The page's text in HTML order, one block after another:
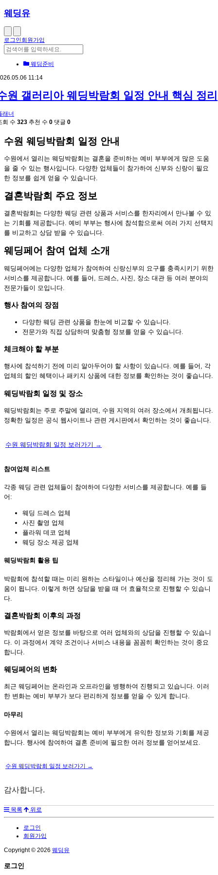
웨딩유
로그인회원가입
웨딩준비
11:14
원 갤러리아 웨딩박람회 일정 안내 핵심 정리
래너
회 수 323 추천 수 0 댓글 0
수원 웨딩박람회 일정 안내
수원에서 열리는 웨딩박람회는 결혼을 준비하는 예비 부부에게 많은 도움
을 줄 수 있는 행사입니다. 다양한 업체들이 참가하여 신부와 신랑이 필요
한 정보를 쉽게 얻을 수 있습니다.
결혼박람회 주요 정보
결혼박람회는 다양한 웨딩 관련 상품과 서비스를 한자리에서 만나볼 수 있
는 기회를 제공합니다. 예비 부부는 행사에 참석함으로써 여러 가지 선택지
를 비교하고 상담 받을 수 있습니다.
웨딩페어 참여 업체 소개
웨딩페어에는 다양한 업체가 참여하여 신랑신부의 요구를 충족시키기 위한
서비스를 제공합니다. 예를 들어, 드레스, 사진, 장소 대관 등 여러 분야의
전문가들이 모입니다.
행사 참여의 장점
다양한 웨딩 관련 상품을 한눈에 비교할 수 있습니다.
전문가와 직접 상담하며 맞춤형 정보를 얻을 수 있습니다.
체크해야 할 부분
행사에 참석하기 전에 미리 알아두어야 할 사항이 있습니다. 예를 들어, 각
업체의 할인 혜택이나 패키지 상품에 대한 정보를 확인하는 것이 좋습니다.
웨딩박람회 일정 및 장소
웨딩박람회는 주로 주말에 열리며, 수원 지역의 여러 장소에서 개최됩니다.
정확한 일정은 공식 웹사이트나 관련 게시판에서 확인하는 것이 좋습니다.
수원 웨딩박람회 일정 보러가기 →
참여업체 리스트
각종 웨딩 관련 업체들이 참여하여 다양한 서비스를 제공합니다. 예를 들
어:
웨딩 드레스 업체
사진 촬영 업체
플라워 데코 업체
웨딩 장소 제공 업체
웨딩박람회 활용 팁
박람회에 참석할 때는 미리 원하는 스타일이나 예산을 정리해 가는 것이 도
움이 됩니다. 이렇게 하면 상담을 받을 때 더 효율적으로 진행할 수 있습니
다.
결혼박람회 이후의 과정
박람회에서 얻은 정보를 바탕으로 여러 업체와의 상담을 진행할 수 있습니
다. 이 과정에서 계약 조건이나 서비스 내용을 꼼꼼히 확인하는 것이 중요
합니다.
웨딩페어의 변화
최근 웨딩페어는 온라인과 오프라인을 병행하여 진행되고 있습니다. 이러
한 변화는 예비 부부가 보다 편리하게 정보를 얻을 수 있게 합니다.
마무리
수원에서 열리는 웨딩박람회는 예비 부부에게 유익한 정보와 기회를 제공
합니다. 행사에 참여하여 결혼 준비에 필요한 여러 정보를 얻어보세요.
수원 웨딩박람회 일정 보러가기 →
감사합니다.
목록 위로
로그인
회원가입
Copyright © 2026 웨딩유
로그인